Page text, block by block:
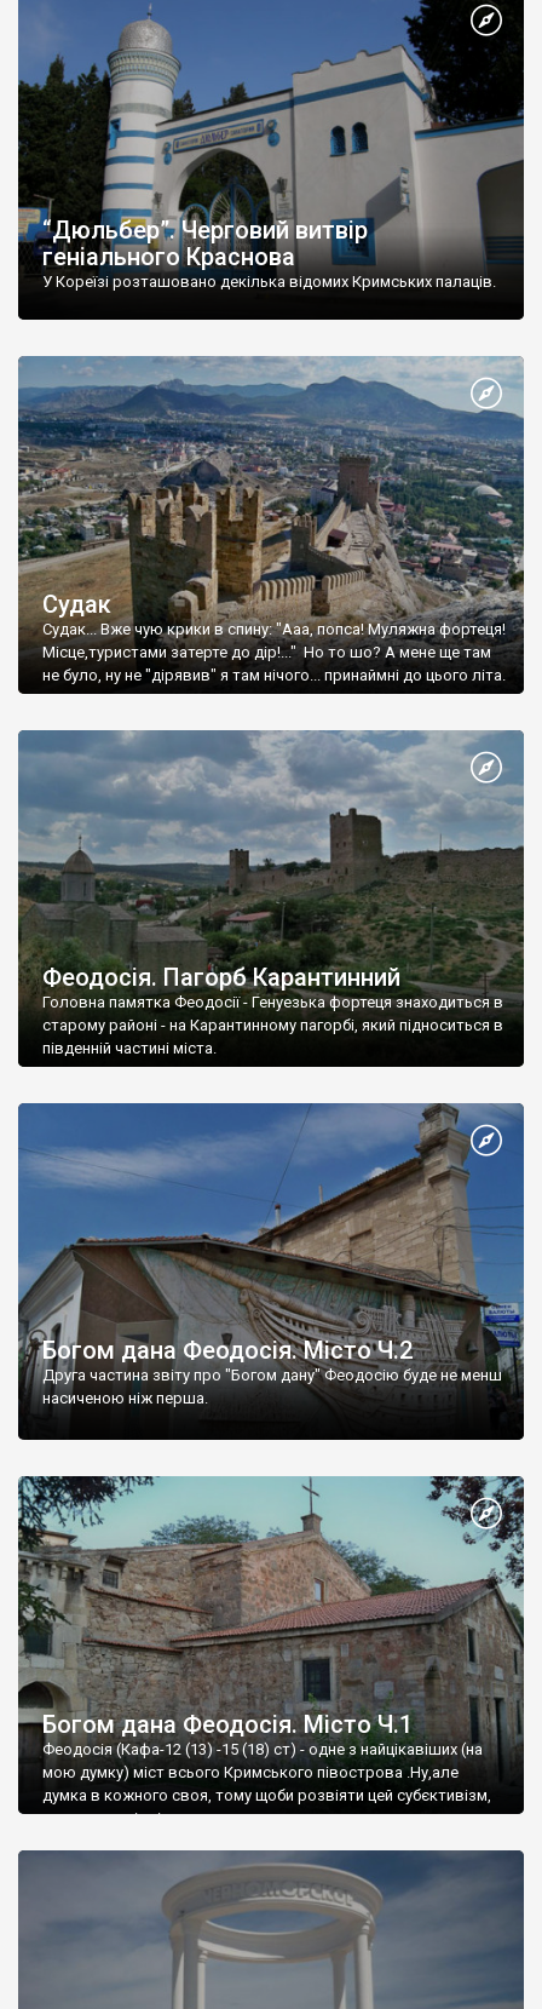
“Дюльбер”. Черговий витвір
геніального Краснова
У Кореїзі розташовано декілька відомих Кримських палаців.
Судак
Судак... Вже чую крики в спину: "Ааа, попса! Муляжна фортеця!
Місце,туристами затерте до дір!..." Но то шо? А мене ще там
не було, ну не "дірявив" я там нічого... принаймні до цього літа.
Феодосія. Пагорб Карантинний
Головна памятка Феодосії - Генуезька фортеця знаходиться в
старому районі - на Карантинному пагорбі, який підноситься в
південній частині міста.
Богом дана Феодосія. Місто Ч.2
Друга частина звіту про "Богом дану" Феодосію буде не менш
насиченою ніж перша.
Богом дана Феодосія. Місто Ч.1
Феодосія (Кафа-12 (13) -15 (18) ст) - одне з найцікавіших (на
мою думку) міст всього Кримського півострова .Ну,але
думка в кожного своя, тому щоби розвіяти цей субєктивізм,
запрошую відвідати це